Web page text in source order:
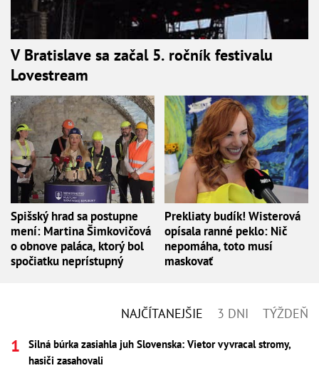
V Bratislave sa začal 5. ročník festivalu
Lovestream
Spišský hrad sa postupne
mení: Martina Šimkovičová
o obnove paláca, ktorý bol
spočiatku neprístupný
Prekliaty budík! Wisterová
opísala ranné peklo: Nič
nepomáha, toto musí
maskovať
NAJČÍTANEJŠIE 3 DNI TÝŽDEŇ
Silná búrka zasiahla juh Slovenska: Vietor vyvracal stromy,
hasiči zasahovali